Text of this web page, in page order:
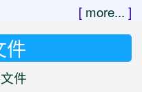
[ more... ]
件
件